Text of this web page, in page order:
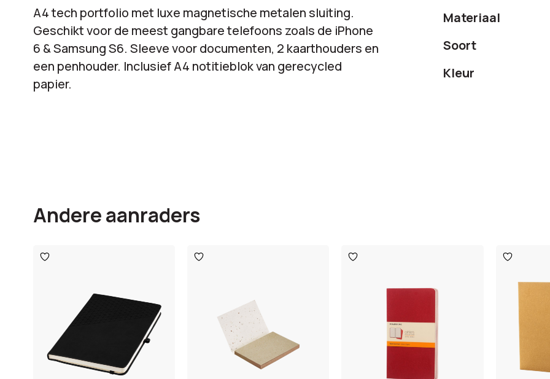
A4 tech portfolio met luxe magnetische metalen sluiting.
Geschikt voor de meest gangbare telefoons zoals de iPhone
6 & Samsung S6. Sleeve voor documenten, 2 kaarthouders en
een penhouder. Inclusief A4 notitieblok van gerecycled
papier.
Materiaal
Soort
Kleur
Andere aanraders
Toevoegen
aan
Toevoegen
aan
Toevoegen
aan aan